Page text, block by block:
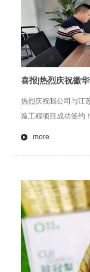
喜报|热烈庆祝徽
热烈庆祝我公司与江
造工程项目成功签约！
more